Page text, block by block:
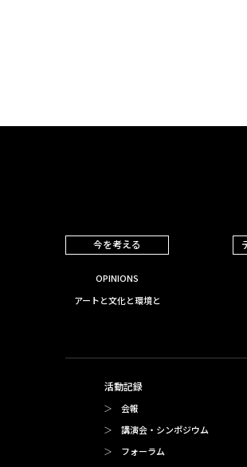
今を考える
OPINIONS
アートと文化と環境と
活動記録
会報
講演会・シンポジウム
フォーラム